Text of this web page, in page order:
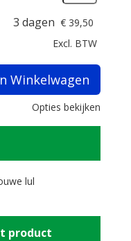
3 dagen € 39,50
Excl. BTW
Winkelwagen
Opties bekijken
lul
product